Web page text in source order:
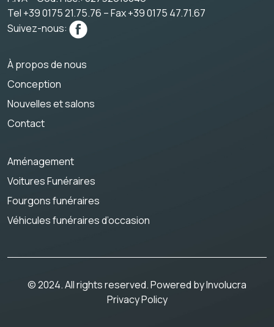
Tel +39 0175 21.75.76 – Fax +39 0175 47.71.67
Suivez-nous:
À propos de nous
Conception
Nouvelles et salons
Contact
Aménagement
Voitures Funéraires
Fourgons funéraires
Véhicules funéraires d’occasion
© 2024. All rights reserved. Powered byInvolucra
Privacy Policy